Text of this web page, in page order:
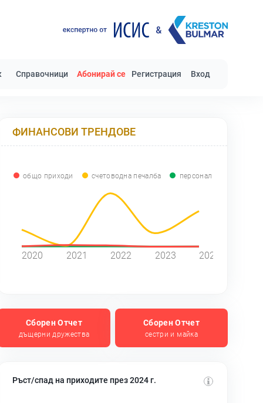
Справочници Абонирай се Регистрация Вход
ФИНАНСОВИ ТРЕНДОВЕ
общо приходи счетоводна печалба персонал
2020 2021 2022 2023 2024
Сборен Отчет
дъщерни дружества
Сборен Отчет
сестри и майка
Ръст/спад на приходите през 2024 г.